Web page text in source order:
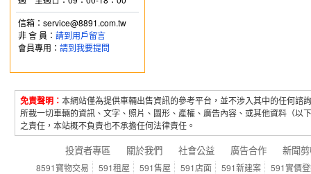
信箱：service@8891.com.tw
非 會 員： 請到用戶留言
會員專用： 請到我要提問
免責聲明： 本網站僅為提供車輛出售資訊的參考平台，並不涉入其中的任何
所載一切車輛的資訊、文字、照片、圖形、產權、廣告內容、或其他資料（
之責任，本站概不負責也不承擔任何法律責任。
投資者專區 關於我們 社會公益 廣告合作 新聞
8591寶物交易 591租屋 591售屋 591店面 591新建案
591實價